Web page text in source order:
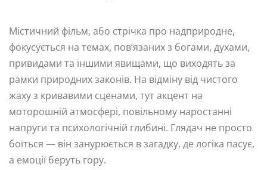
Містичний фільм, або стрічка про надприродне,
фокусується на темах, пов’язаних з богами, духами,
привидами та іншими явищами, що виходять за
рамки природних законів. На відміну від чистого
жаху з кривавими сценами, тут акцент на
моторошній атмосфері, повільному наростанні
напруги та психологічній глибині. Глядач не просто
боїться — він занурюється в загадку, де логіка пасує,
а емоції беруть гору.